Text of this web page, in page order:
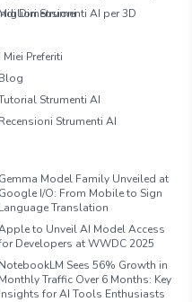
Dimensioni
Strumenti AI per 3D
I Miei Preferiti
Blog
Strumenti AI
Recensioni Strumenti AI
Gemma Model Family Unveiled at
Google I/O: From Mobile to Sign
Language Translation
to Unveil AI Model Access
Developers at WWDC 2025
NotebookLM Sees 56% Growth in
Monthly Traffic Over 6 Months: Key
Insights for AI Tools Enthusiasts